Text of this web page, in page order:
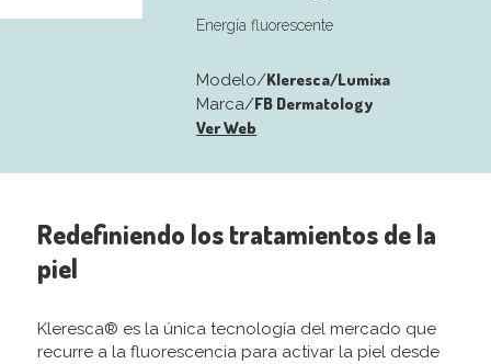
Energía fluorescente
Modelo/Kleresca/Lumixa
Marca/FB Dermatology
Ver Web
Redefiniendo los tratamientos de la
piel
Kleresca® es la única tecnología del mercado que
recurre a la fluorescencia para activar la piel desde